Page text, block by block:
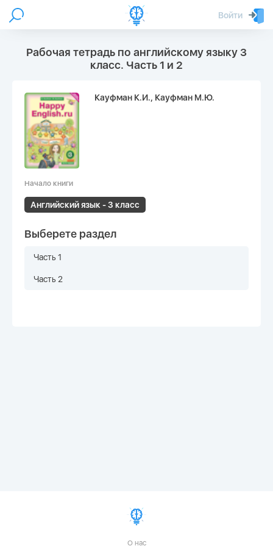
Войти
Рабочая тетрадь по английскому языку 3
класс. Часть 1 и 2
Кауфман К.И., Кауфман М.Ю.
Начало книги
Английский язык - 3 класс
Выберете раздел
Часть 1
Часть 2
О нас